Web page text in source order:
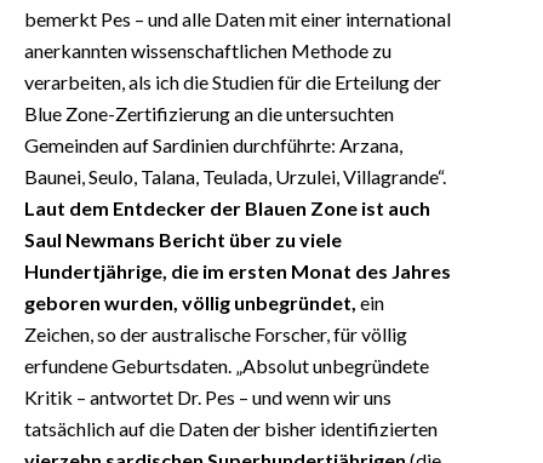
bemerkt Pes – und alle Daten mit einer international
anerkannten wissenschaftlichen Methode zu
verarbeiten, als ich die Studien für die Erteilung der
Blue Zone-Zertifizierung an die untersuchten
Gemeinden auf Sardinien durchführte: Arzana,
Baunei, Seulo, Talana, Teulada, Urzulei, Villagrande“.
Laut dem Entdecker der Blauen Zone ist auch
Saul Newmans Bericht über zu viele
Hundertjährige, die im ersten Monat des Jahres
geboren wurden, völlig unbegründet, ein
Zeichen, so der australische Forscher, für völlig
erfundene Geburtsdaten. „Absolut unbegründete
Kritik – antwortet Dr. Pes – und wenn wir uns
tatsächlich auf die Daten der bisher identifizierten